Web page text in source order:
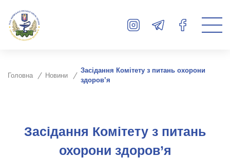
Головна Новини
Засідання Комітету з питань охорони
здоров’я
Засідання Комітету з питань
охорони здоров’я